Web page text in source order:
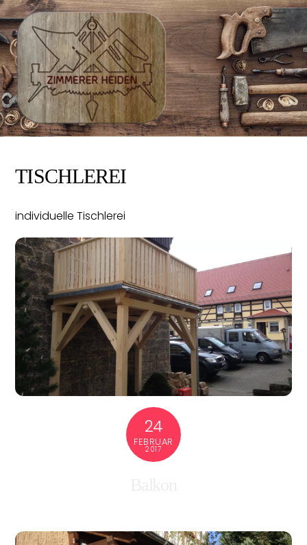
Skip
to
content
TISCHLEREI
individuelle Tischlerei
24
FEBRUAR
2017